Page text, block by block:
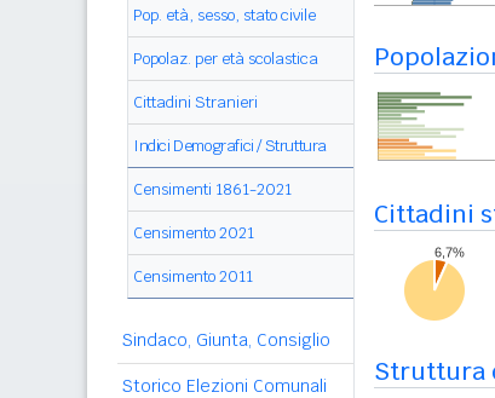
Pop. età, sesso, stato civile
Popolaz. per età scolastica
Cittadini Stranieri
Indici Demografici / Struttura
Censimenti 1861-2021
Censimento 2021
Censimento 2011
Sindaco, Giunta, Consiglio
Storico Elezioni Comunali
Cittadini
Struttura